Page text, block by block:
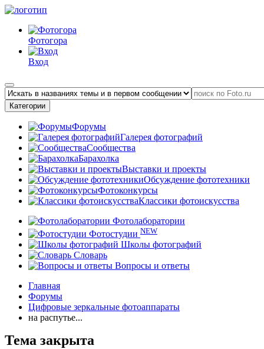
Фотогора
Вход
Категории
Форумы
Галерея фотографий
Сообщества
Барахолка
Выставки и проекты
Обсуждение фототехники
Фотоконкурсы
Классики фотоискусства
Фотолаборатории
Фотостудии NEW
Школы фотографий
Словарь
Вопросы и ответы
Главная
Форумы
Цифровые зеркальные фотоаппараты
на распутье...
Тема закрыта